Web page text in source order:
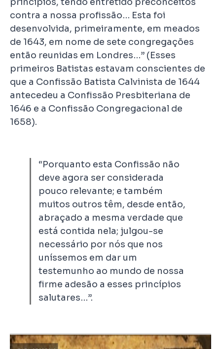
contra a nossa profissão… Esta foi
desenvolvida, primeiramente, em meados
de 1643, em nome de sete congregações
então reunidas em Londres…” (Esses
primeiros Batistas estavam conscientes de
que a Confissão Batista Calvinista de 1644
antecedeu a Confissão Presbiteriana de
1646 e a Confissão Congregacional de
1658).
“Porquanto esta Confissão não
deve agora ser considerada
pouco relevante; e também
muitos outros têm, desde então,
abraçado a mesma verdade que
está contida nela; julgou-se
necessário por nós que nos
uníssemos em dar um
testemunho ao mundo de nossa
firme adesão a esses princípios
salutares…”.